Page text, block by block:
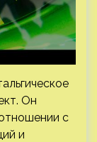
Он
с
и